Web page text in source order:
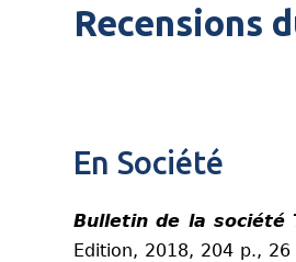
Recensions
En Société
Bulletin de la société
Edition, 2018, 204 p.,